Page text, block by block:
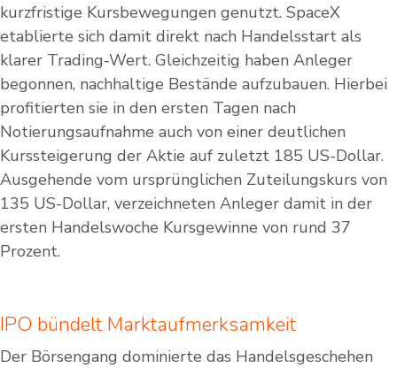
kurzfristige Kursbewegungen genutzt. SpaceX
etablierte sich damit direkt nach Handelsstart als
klarer Trading-Wert. Gleichzeitig haben Anleger
begonnen, nachhaltige Bestände aufzubauen. Hierbei
profitierten sie in den ersten Tagen nach
Notierungsaufnahme auch von einer deutlichen
Kurssteigerung der Aktie auf zuletzt 185 US-Dollar.
Ausgehende vom ursprünglichen Zuteilungskurs von
135 US-Dollar, verzeichneten Anleger damit in der
ersten Handelswoche Kursgewinne von rund 37
Prozent.
IPO bündelt Marktaufmerksamkeit
Der Börsengang dominierte das Handelsgeschehen